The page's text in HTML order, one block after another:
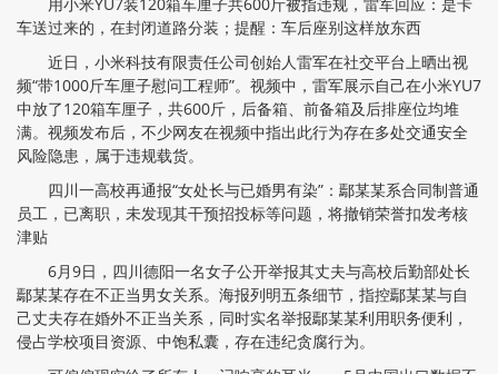
车送过来的，在封闭道路分装；提醒：车后座别这样放东西
近日，小米科技有限责任公司创始人雷军在社交平台上晒出视
频“带1000斤车厘子慰问工程师”。视频中，雷军展示自己在小米YU7
中放了120箱车厘子，共600斤，后备箱、前备箱及后排座位均堆
满。视频发布后，不少网友在视频中指出此行为存在多处交通安全
风险隐患，属于违规载货。
四川一高校再通报“女处长与已婚男有染”：鄢某某系合同制普通
员工，已离职，未发现其干预招投标等问题，将撤销荣誉扣发考核
津贴
6月9日，四川德阳一名女子公开举报其丈夫与高校后勤部处长
鄢某某存在不正当男女关系。海报列明五条细节，指控鄢某某与自
己丈夫存在婚外不正当关系，同时实名举报鄢某某利用职务便利，
侵占学校项目资源、中饱私囊，存在违纪贪腐行为。